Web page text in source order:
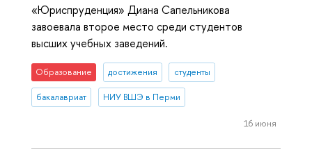
«Юриспруденция» Диана Сапельникова
завоевала второе место среди студентов
высших учебных заведений.
Образование достижения студенты
бакалавриат НИУ ВШЭ в Перми
16 июня